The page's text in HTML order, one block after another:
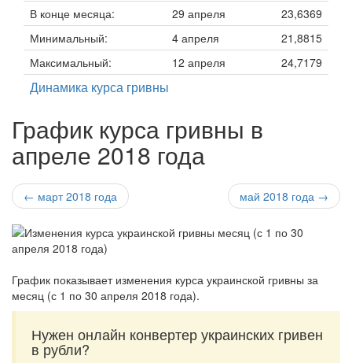
В конце месяца:
29 апреля
23,6369
Минимальный:
4 апреля
21,8815
Максимальный:
12 апреля 24,7179
Динамика курса гривны
График курса гривны в
апреле 2018 года
← март 2018 года май 2018 года →
График показывает изменения курса украинской гривны за
месяц (с 1 по 30 апреля 2018 года).
Нужен онлайн конвертер украинских гривен
в рубли?